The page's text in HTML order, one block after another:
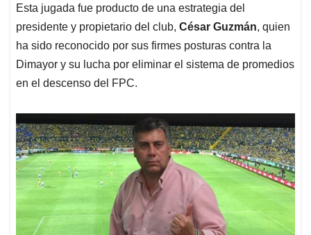
Esta jugada fue producto de una estrategia del
presidente y propietario del club, César Guzmán, quien
ha sido reconocido por sus firmes posturas contra la
Dimayor y su lucha por eliminar el sistema de promedios
en el descenso del FPC.